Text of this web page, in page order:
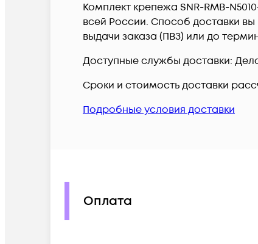
Комплект крепежа SNR-RMB-
всей России. Способ доставки
выдачи заказа (ПВЗ) или до
Доступные службы доставки:
Сроки и стоимость доставки
Подробные условия доставки
Оплата